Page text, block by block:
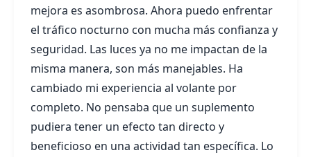
mejora es asombrosa. Ahora puedo enfrentar
el tráfico nocturno con mucha más confianza y
seguridad. Las luces ya no me impactan de la
misma manera, son más manejables. Ha
cambiado mi experiencia al volante por
completo. No pensaba que un suplemento
pudiera tener un efecto tan directo y
beneficioso en una actividad tan específica. Lo